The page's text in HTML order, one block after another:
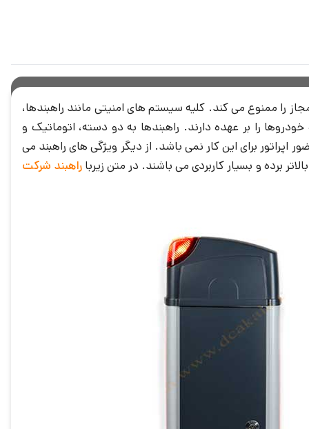
را ممنوع می کند. کلیه سیستم های امنیتی مانند راهبندها،
را بر عهده دارند. راهبندها به دو دسته، اتوماتیک و
برای این کار نمی باشد. از دیگر ویژگی های راهبند می
راهبند شرکت